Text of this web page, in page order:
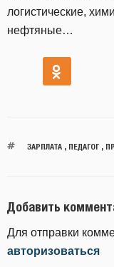
логистические,
нефтяные…
ЗАРПЛАТА, ПЕДАГОГ,
Добавить
Для отправки
авторизоваться